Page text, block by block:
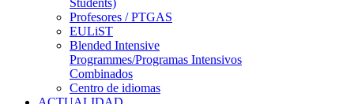
Profesores / PTGAS
EULiST
Blended Intensive
Programmes/Programas Intensivos
Combinados
Centro de idiomas